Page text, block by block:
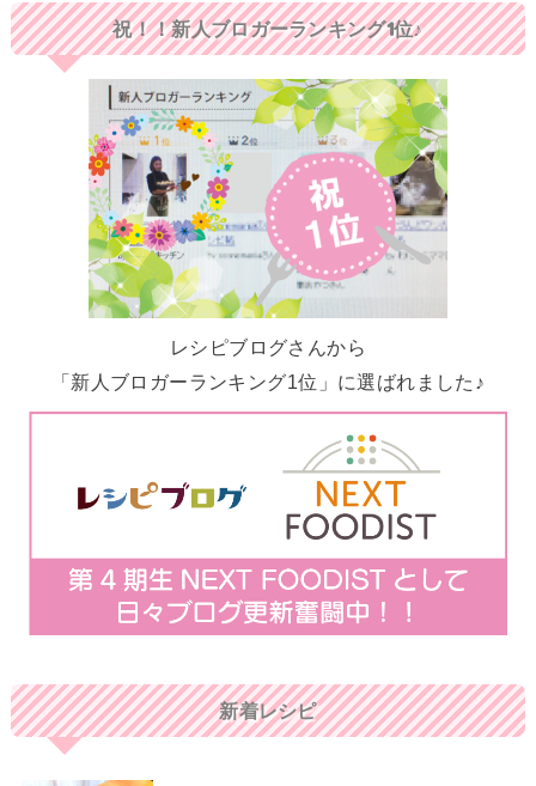
祝！！新人ブロガーランキング1位♪
レシピブログさんから
「新人ブロガーランキング1位」に選ばれました♪
新着レシピ